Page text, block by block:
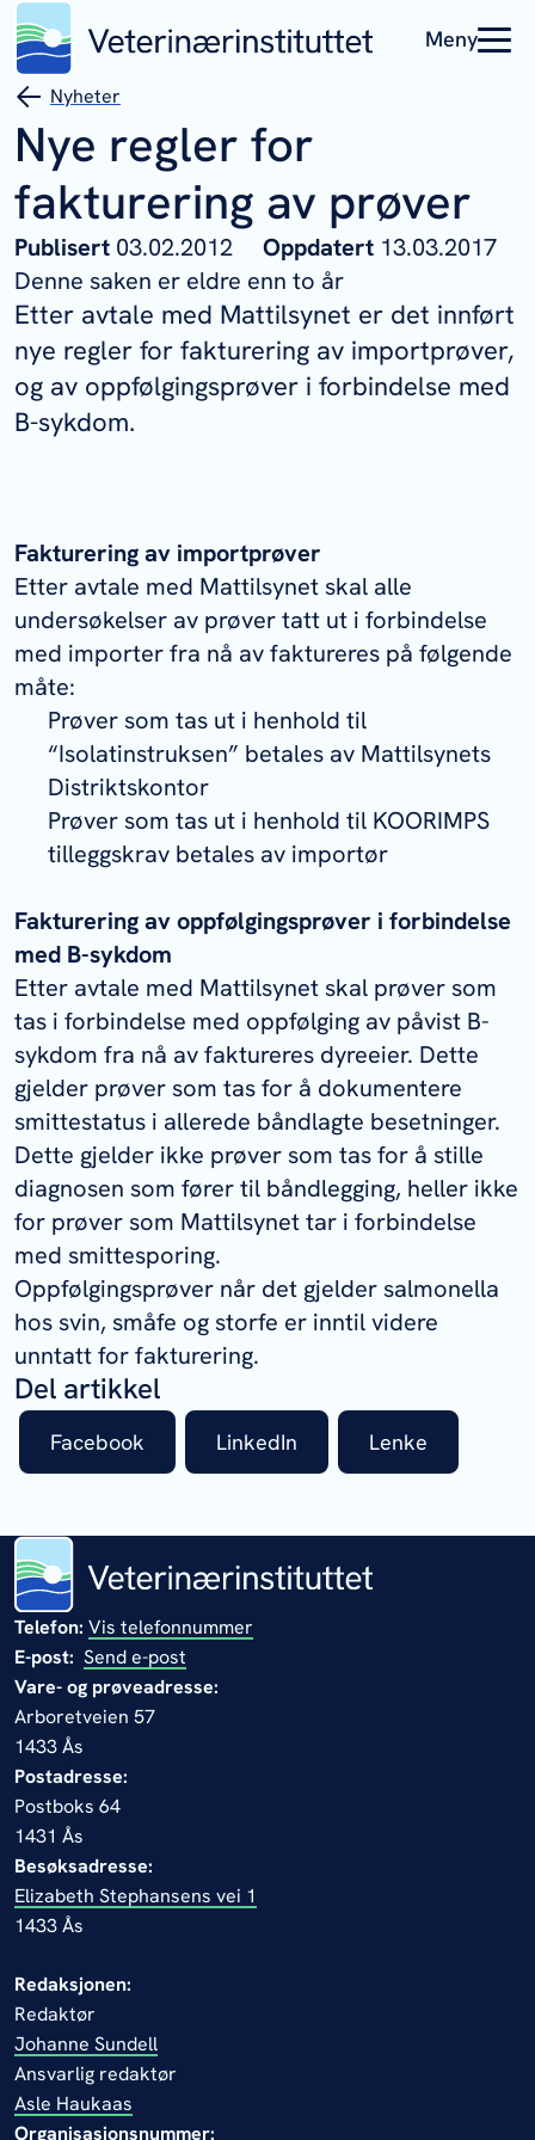
Meny
Nyheter
Nye regler for
fakturering av prøver
Publisert 03.02.2012 Oppdatert 13.03.2017
Denne saken er eldre enn to år
Etter avtale med Mattilsynet er det innført
nye regler for fakturering av importprøver,
og av oppfølgingsprøver i forbindelse med
B-sykdom.
Fakturering av importprøver
Etter avtale med Mattilsynet skal alle
undersøkelser av prøver tatt ut i forbindelse
med importer fra nå av faktureres på følgende
måte:
Prøver som tas ut i henhold til
“Isolatinstruksen” betales av Mattilsynets
Distriktskontor
Prøver som tas ut i henhold til KOORIMPS
tilleggskrav betales av importør
Fakturering av oppfølgingsprøver i forbindelse
med B-sykdom
Etter avtale med Mattilsynet skal prøver som
tas i forbindelse med oppfølging av påvist B-
sykdom fra nå av faktureres dyreeier. Dette
gjelder prøver som tas for å dokumentere
smittestatus i allerede båndlagte besetninger.
Dette gjelder ikke prøver som tas for å stille
diagnosen som fører til båndlegging, heller ikke
for prøver som Mattilsynet tar i forbindelse
med smittesporing.
Oppfølgingsprøver når det gjelder salmonella
hos svin, småfe og storfe er inntil videre
unntatt for fakturering.
Del artikkel
Facebook LinkedIn Lenke
Telefon: Vis telefonnummer
E-post: Send e-post
Vare- og prøveadresse:
Arboretveien 57
1433 Ås
Postadresse:
Postboks 64
1431 Ås
Besøksadresse:
Elizabeth Stephansens vei 1
1433 Ås
Redaksjonen:
Redaktør
Johanne Sundell
Ansvarlig redaktør
Asle Haukaas
Organisasjonsnummer: